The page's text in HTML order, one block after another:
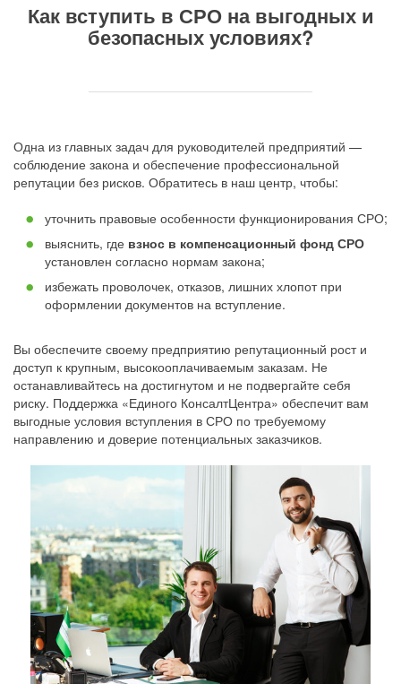
Как вступить в СРО на выгодных и
безопасных условиях?
Одна из главных задач для руководителей предприятий —
соблюдение закона и обеспечение профессиональной
репутации без рисков. Обратитесь в наш центр, чтобы:
уточнить правовые особенности функционирования СРО;
выяснить, где взнос в компенсационный фонд СРО
установлен согласно нормам закона;
избежать проволочек, отказов, лишних хлопот при
оформлении документов на вступление.
Вы обеспечите своему предприятию репутационный рост и
доступ к крупным, высокооплачиваемым заказам. Не
останавливайтесь на достигнутом и не подвергайте себя
риску. Поддержка «Единого КонсалтЦентра» обеспечит вам
выгодные условия вступления в СРО по требуемому
направлению и доверие потенциальных заказчиков.